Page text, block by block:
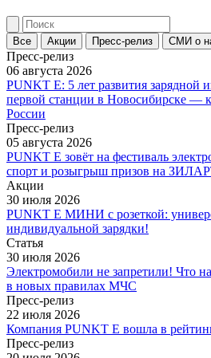
Все Акции Пресс-релиз СМИ о
Пресс-релиз
06 августа 2026
PUNKT E: 5 лет развития зарядной
первой станции в Новосибирске —
России
Пресс-релиз
05 августа 2026
PUNKT E зовёт на фестиваль
спорт и розыгрыш призов на
Акции
30 июля 2026
PUNKT E МИНИ с розеткой:
индивидуальной зарядки!
Статья
30 июля 2026
Электромобили не запретили! Что
в новых правилах МЧС
Пресс-релиз
22 июля 2026
Компания PUNKT E вошла в
Пресс-релиз